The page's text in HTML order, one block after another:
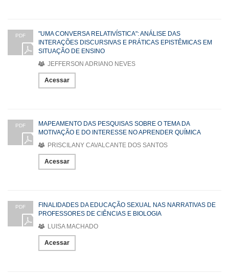
PDF
"UMA CONVERSA RELATIVÍSTICA": ANÁLISE DAS
INTERAÇÕES DISCURSIVAS E PRÁTICAS EPISTÊMICAS EM
SITUAÇÃO DE ENSINO
JEFFERSON ADRIANO NEVES
Acessar
PDF
MAPEAMENTO DAS PESQUISAS SOBRE O TEMA DA
MOTIVAÇÃO E DO INTERESSE NO APRENDER QUÍMICA
PRISCILANY CAVALCANTE DOS SANTOS
Acessar
PDF
FINALIDADES DA EDUCAÇÃO SEXUAL NAS NARRATIVAS DE
PROFESSORES DE CIÊNCIAS E BIOLOGIA
LUISA MACHADO
Acessar